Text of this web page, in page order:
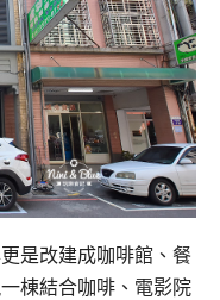
是改建成咖啡館、餐
棟結合咖啡、電影院